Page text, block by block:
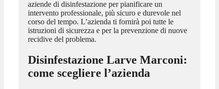
aziende di disinfestazione per pianificare un
intervento professionale, più sicuro e durevole nel
corso del tempo. L’azienda ti fornirà poi tutte le
istruzioni di sicurezza e per la prevenzione di nuove
recidive del problema.
Disinfestazione Larve Marconi:
come scegliere l’azienda